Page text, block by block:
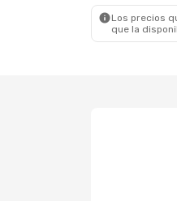
Los precios
que la